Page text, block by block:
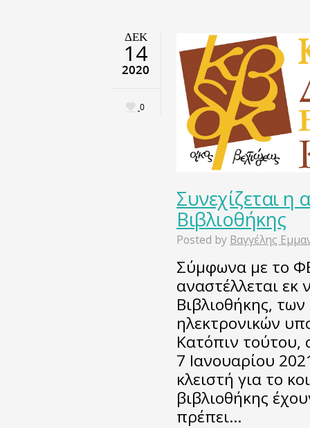
ΔΕΚ
14
2020
0
Συνεχίζεται η
Βιβλιοθήκης
Posted by Βαγγέλης
Σύμφωνα με το
αναστέλλεται εκ
Βιβλιοθήκης,
ηλεκτρονικών
Κατόπιν τούτου,
7 Ιανουαρίου
κλειστή για το
βιβλιοθήκης
πρέπει…